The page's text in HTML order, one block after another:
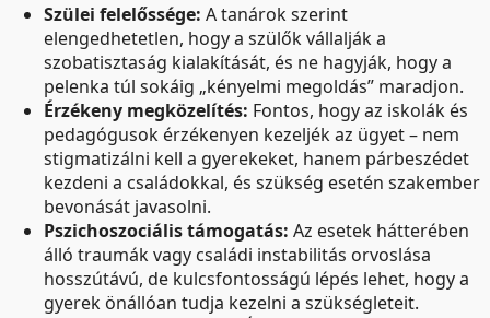
Szülei felelőssége: A tanárok szerint
elengedhetetlen, hogy a szülők vállalják a
szobatisztaság kialakítását, és ne hagyják, hogy a
pelenka túl sokáig „kényelmi megoldás” maradjon.
Érzékeny megközelítés: Fontos, hogy az iskolák és
pedagógusok érzékenyen kezeljék az ügyet – nem
stigmatizálni kell a gyerekeket, hanem párbeszédet
kezdeni a családokkal, és szükség esetén szakember
bevonását javasolni.
Pszichoszociális támogatás: Az esetek hátterében
álló traumák vagy családi instabilitás orvoslása
hosszútávú, de kulcsfontosságú lépés lehet, hogy a
gyerek önállóan tudja kezelni a szükségleteit.